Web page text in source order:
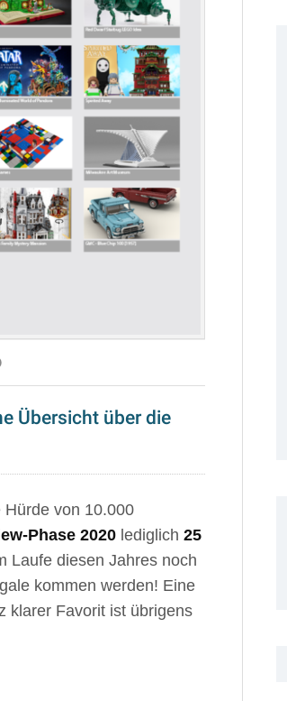
Übersicht über die
Hürde von 10.000
Phase 2020 lediglich 25
Laufe diesen Jahres noch
kommen werden! Eine
klarer Favorit ist übrigens